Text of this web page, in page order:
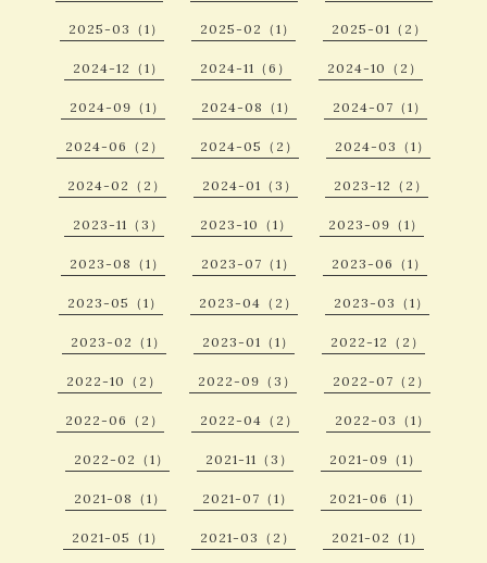
2025-03（1） 2025-02（1） 2025-01（2）
2024-12（1） 2024-11（6） 2024-10（2）
2024-09（1） 2024-08（1） 2024-07（1）
2024-06（2） 2024-05（2） 2024-03（1）
2024-02（2） 2024-01（3） 2023-12（2）
2023-11（3） 2023-10（1） 2023-09（1）
2023-08（1） 2023-07（1） 2023-06（1）
2023-05（1） 2023-04（2） 2023-03（1）
2023-02（1） 2023-01（1） 2022-12（2）
2022-10（2） 2022-09（3） 2022-07（2）
2022-06（2） 2022-04（2） 2022-03（1）
2022-02（1） 2021-11（3） 2021-09（1）
2021-08（1） 2021-07（1） 2021-06（1）
2021-05（1） 2021-03（2） 2021-02（1）